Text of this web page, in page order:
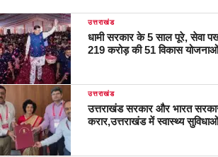
उत्तराखंड
धामी सरकार के 5 साल पूरे, सेवा
219 करोड़ की 51 विकास
उत्तराखंड
उत्तराखंड सरकार और भारत
करार,उत्तराखंड में स्वास्थ्य सुविधाओं